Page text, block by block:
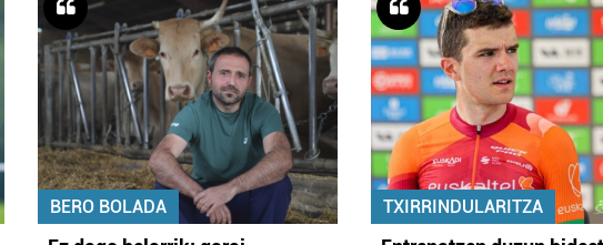
BERO BOLADA TXIRRINDULARITZA